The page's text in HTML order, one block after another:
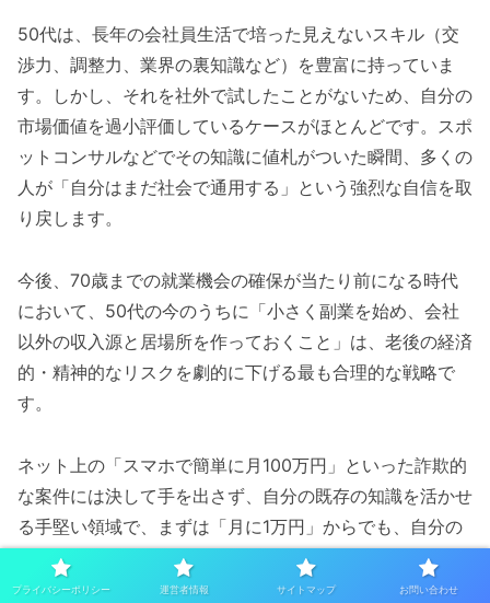
50代は、長年の会社員生活で培った見えないスキル（交
渉力、調整力、業界の裏知識など）を豊富に持っていま
す。しかし、それを社外で試したことがないため、自分の
市場価値を過小評価しているケースがほとんどです。スポ
ットコンサルなどでその知識に値札がついた瞬間、多くの
人が「自分はまだ社会で通用する」という強烈な自信を取
り戻します。
今後、70歳までの就業機会の確保が当たり前になる時代
において、50代の今のうちに「小さく副業を始め、会社
以外の収入源と居場所を作っておくこと」は、老後の経済
的・精神的なリスクを劇的に下げる最も合理的な戦略で
す。
ネット上の「スマホで簡単に月100万円」といった詐欺的
な案件には決して手を出さず、自分の既存の知識を活かせ
る手堅い領域で、まずは「月に1万円」からでも、自分の
力で稼ぎ出す経験を踏み出していただきたいと考えます。
プライバシーポリシー 運営者情報 サイトマップ お問い合わせ